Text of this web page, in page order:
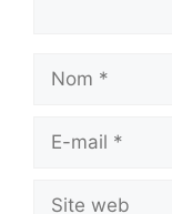
mail